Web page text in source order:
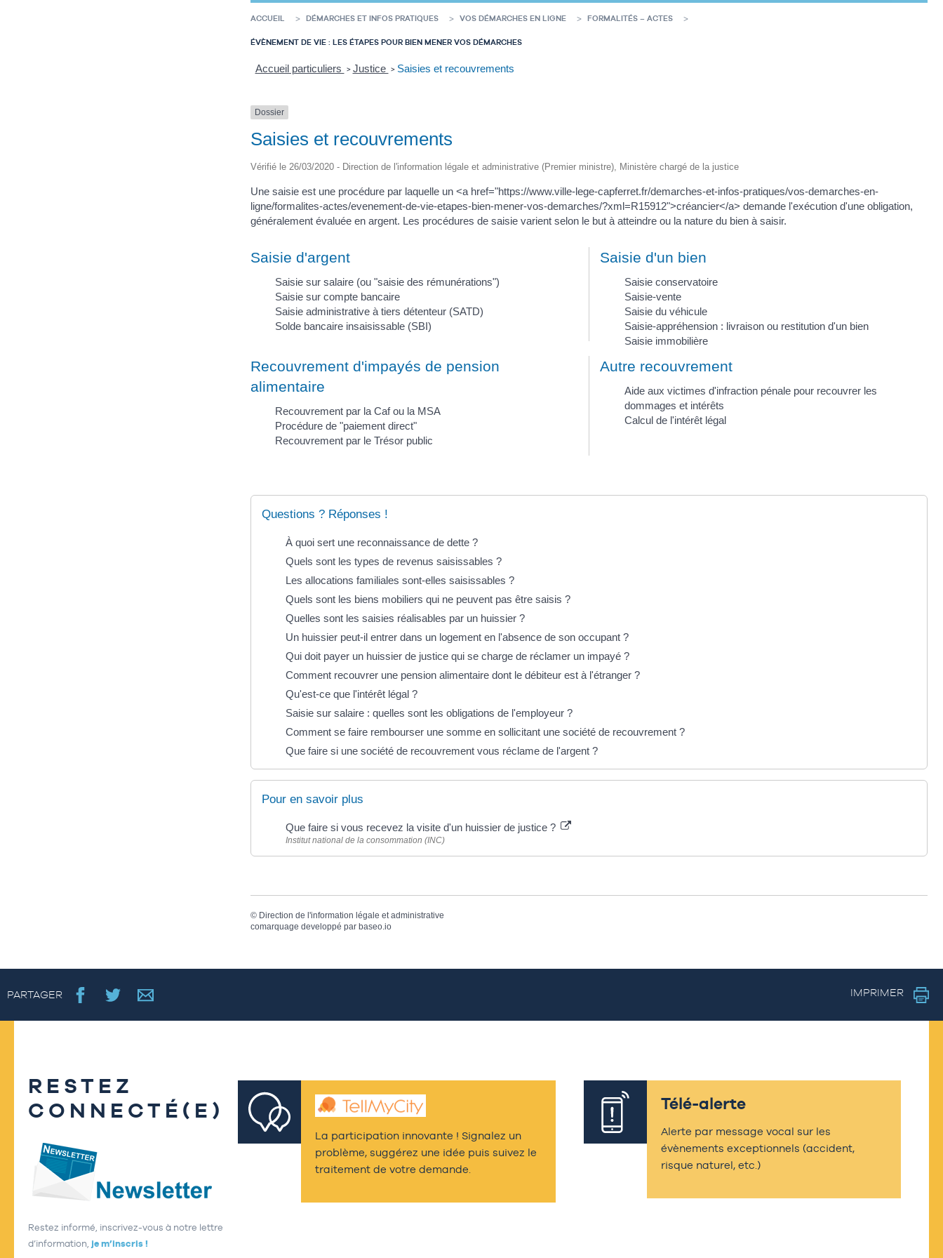
ACCUEIL DÉMARCHES ET INFOS PRATIQUES VOS DÉMARCHES EN LIGNE FORMALITÉS – ACTES
ÉVÈNEMENT DE VIE : LES ÉTAPES POUR BIEN MENER VOS DÉMARCHES
Accueil particuliers > Justice > Saisies et recouvrements
Dossier
Saisies et recouvrements
Vérifié le 26/03/2020 - Direction de l'information légale et administrative (Premier ministre), Ministère chargé de la justice
Une saisie est une procédure par laquelle un <a href="https://www.ville-lege-capferret.fr/demarches-et-infos-pratiques/vos-demarches-en-
ligne/formalites-actes/evenement-de-vie-etapes-bien-mener-vos-demarches/?xml=R15912">créancier</a> demande l'exécution d'une obligation,
généralement évaluée en argent. Les procédures de saisie varient selon le but à atteindre ou la nature du bien à saisir.
Saisie d'argent
Saisie sur salaire (ou "saisie des rémunérations")
Saisie sur compte bancaire
Saisie administrative à tiers détenteur (SATD)
Solde bancaire insaisissable (SBI)
Saisie d'un bien
Saisie conservatoire
Saisie-vente
Saisie du véhicule
Saisie-appréhension : livraison ou restitution d'un bien
Saisie immobilière
Recouvrement d'impayés de pension
alimentaire
Recouvrement par la Caf ou la MSA
Procédure de "paiement direct"
Recouvrement par le Trésor public
Autre recouvrement
Aide aux victimes d'infraction pénale pour recouvrer les
dommages et intérêts
Calcul de l'intérêt légal
Questions ? Réponses !
À quoi sert une reconnaissance de dette ?
Quels sont les types de revenus saisissables ?
Les allocations familiales sont-elles saisissables ?
Quels sont les biens mobiliers qui ne peuvent pas être saisis ?
Quelles sont les saisies réalisables par un huissier ?
Un huissier peut-il entrer dans un logement en l'absence de son occupant ?
Qui doit payer un huissier de justice qui se charge de réclamer un impayé ?
Comment recouvrer une pension alimentaire dont le débiteur est à l'étranger ?
Qu'est-ce que l'intérêt légal ?
Saisie sur salaire : quelles sont les obligations de l'employeur ?
Comment se faire rembourser une somme en sollicitant une société de recouvrement ?
Que faire si une société de recouvrement vous réclame de l'argent ?
Pour en savoir plus
Que faire si vous recevez la visite d'un huissier de justice ?
Institut national de la consommation (INC)
© Direction de l'information légale et administrative
comarquage developpé par baseo.io
PARTAGER IMPRIMER
RESTEZ
CONNECTÉ(E)
Restez informé, inscrivez-vous à notre lettre
d’information, je m’inscris !
La participation innovante ! Signalez un
problème, suggérez une idée puis suivez le
traitement de votre demande.
Télé-alerte
Alerte par message vocal sur les
évènements exceptionnels (accident,
risque naturel, etc.)